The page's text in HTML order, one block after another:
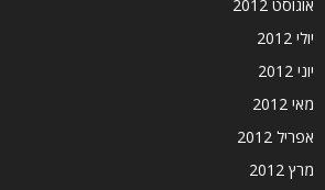
אוגוסט 2012
יולי 2012
יוני 2012
מאי 2012
אפריל 2012
מרץ 2012